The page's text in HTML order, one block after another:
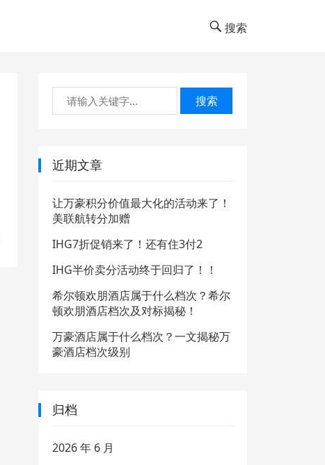
搜索
搜索
近期文章
让万豪积分价值最大化的活动来了！
美联航转分加赠
IHG7折促销来了！还有住3付2
IHG半价卖分活动终于回归了！！
希尔顿欢朋酒店属于什么档次？希尔
顿欢朋酒店档次及对标揭秘！
万豪酒店属于什么档次？一文揭秘万
豪酒店档次级别
归档
2026 年 6 月